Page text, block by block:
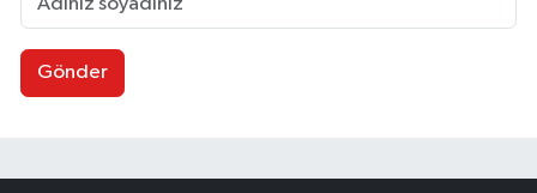
Gönder